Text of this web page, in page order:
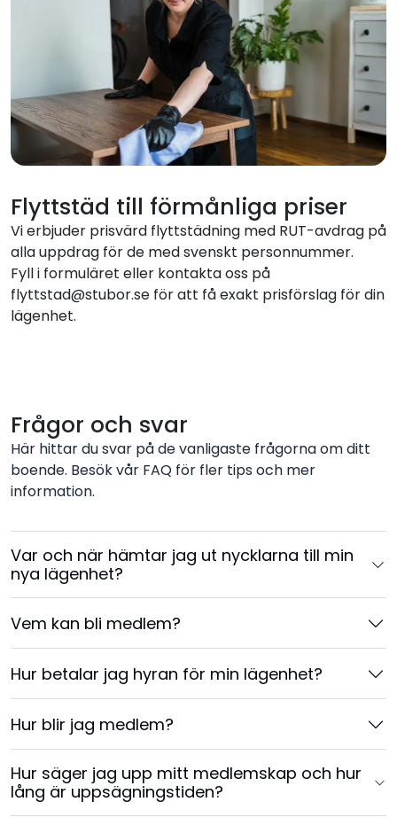
Flyttstäd till förmånliga priser
Vi erbjuder prisvärd flyttstädning med RUT-avdrag på
alla uppdrag för de med svenskt personnummer.
Fyll i formuläret eller kontakta oss på
flyttstad@stubor.se för att få exakt prisförslag för din
lägenhet.
Frågor och svar
Här hittar du svar på de vanligaste frågorna om ditt
boende. Besök vår FAQ för fler tips och mer
information.
Var och när hämtar jag ut nycklarna till min
nya lägenhet?
Vem kan bli medlem?
Hur betalar jag hyran för min lägenhet?
Hur blir jag medlem?
Hur säger jag upp mitt medlemskap och hur
lång är uppsägningstiden?